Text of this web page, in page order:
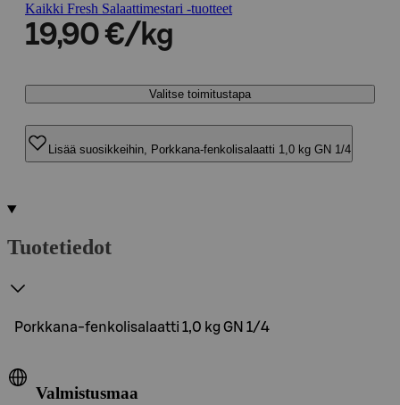
Kaikki Fresh Salaattimestari -tuotteet
19,90 €/kg
Valitse toimitustapa
Lisää suosikkeihin, Porkkana-fenkolisalaatti 1,0 kg GN 1/4
Tuotetiedot
Porkkana-fenkolisalaatti 1,0 kg GN 1/4
Valmistusmaa